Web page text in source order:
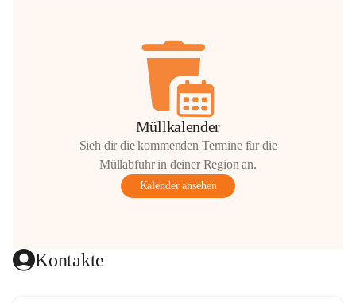
Müllkalender
Sieh dir die kommenden Termine für die
Müllabfuhr in deiner Region an.
Kalender ansehen
Kontakte